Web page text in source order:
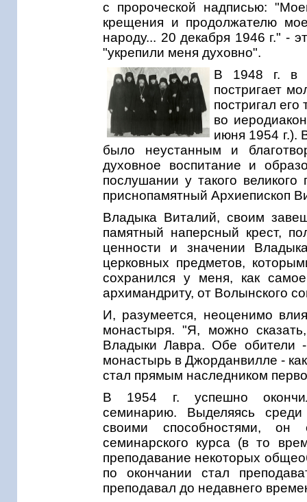
с пророческой надписью:
крещения и продолжателю
народу... 20 декабря 1946 г." -
"укрепили меня духовно".
В 1948 г. в
постригает
постригал
во
июня 1954 г.).
было неустанным и
духовное воспитание и
послушании у такого
приснопамятный Архиепископ
Владыка Виталий, своим
памятный наперсный крест,
ценности и значении
церковных предметов,
сохранился у меня, как
архимандриту, от Волынского
И, разумеется, неоценимо
монастыря. "Я, можно
Владыки Лавра. Обе обители
монастырь в Джорданвилле -
стал прямым наследником
В 1954 г. успешно
семинарию. Выделяясь среди
своими способностями,
семинарского курса (в то
преподавание некоторых
по окончании стал
преподавал до недавнего